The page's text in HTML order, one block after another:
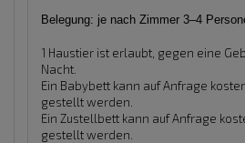
Belegung: je nach Zimmer 3–4
1 Haustier ist erlaubt, gegen eine
Nacht.
Ein Babybett kann auf Anfrage
gestellt werden.
Ein Zustellbett kann auf Anfrage
gestellt werden.